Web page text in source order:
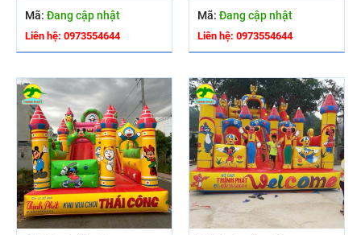
Mã: Đang cập nhật
Liên hệ: 0973554644
Mã: Đang cập nhật
Liên hệ: 0973554644